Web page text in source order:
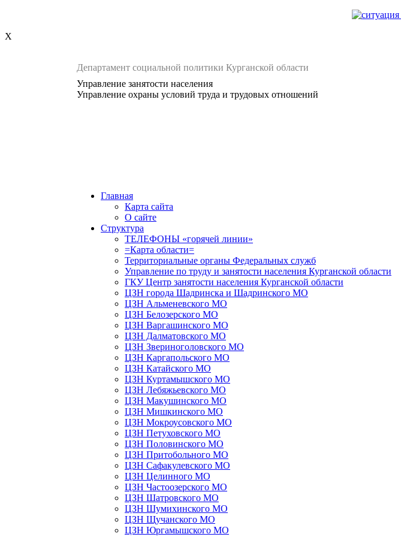
X
Департамент социальной политики Курганской области
Управление занятости населения
Управление охраны условий труда и трудовых отношений
Главная
Карта сайта
О сайте
Структура
ТЕЛЕФОНЫ «горячей линии»
=Карта области=
Территориальные органы Федеральных служб
Управление по труду и занятости населения Курганской области
ГКУ Центр занятости населения Курганской области
ЦЗН города Шадринска и Шадринского МО
ЦЗН Альменевского МО
ЦЗН Белозерского МО
ЦЗН Варгашинского МО
ЦЗН Далматовского МО
ЦЗН Звериноголовского МО
ЦЗН Каргапольского МО
ЦЗН Катайского МО
ЦЗН Куртамышского МО
ЦЗН Лебяжьевского МО
ЦЗН Макушинского МО
ЦЗН Мишкинского МО
ЦЗН Мокроусовского МО
ЦЗН Петуховского МО
ЦЗН Половинского МО
ЦЗН Притобольного МО
ЦЗН Сафакулевского МО
ЦЗН Целинного МО
ЦЗН Частоозерского МО
ЦЗН Шатровского МО
ЦЗН Шумихинского МО
ЦЗН Щучанского МО
ЦЗН Юргамышского МО